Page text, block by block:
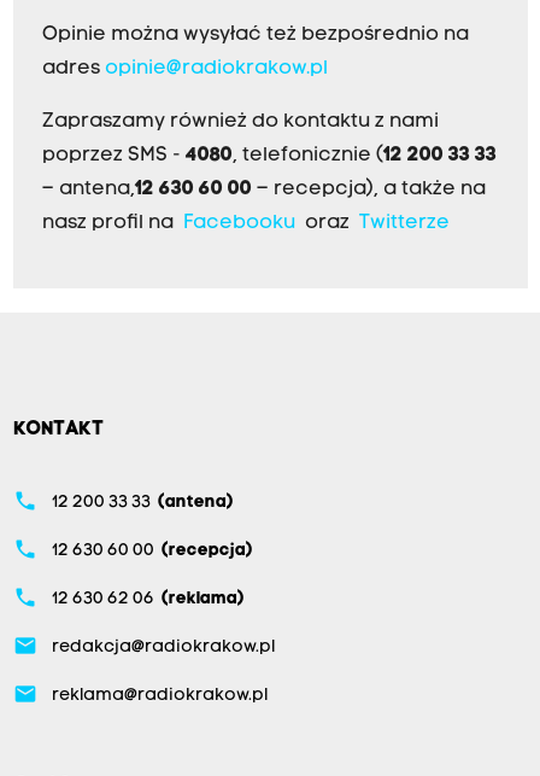
Opinie można wysyłać też bezpośrednio na
adres opinie@radiokrakow.pl
Zapraszamy również do kontaktu z nami
poprzez SMS - 4080, telefonicznie (12 200 33 33
– antena,12 630 60 00 – recepcja), a także na
nasz profil na
Facebookuoraz Twitterze
KONTAKT
phone 12 200 33 33 (antena)
phone 12 630 60 00 (recepcja)
phone 12 630 62 06 (reklama)
email redakcja@radiokrakow.pl
email reklama@radiokrakow.pl